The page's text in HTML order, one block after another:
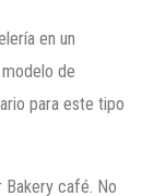
en un
de
para este tipo
Bakery café. No